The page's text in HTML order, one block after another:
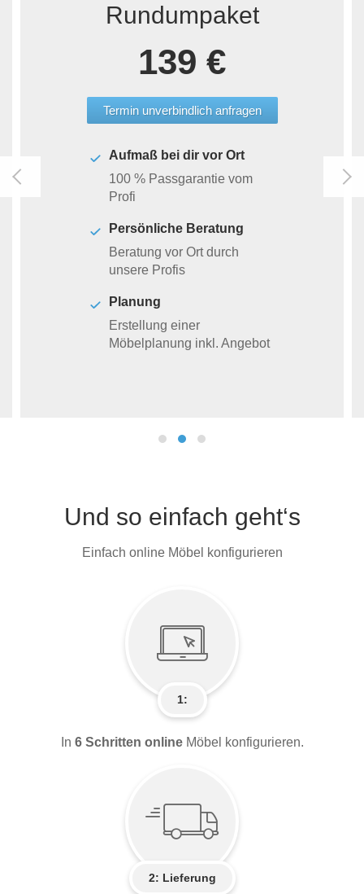
Rundumpaket
139 €
Termin unverbindlich anfragen
Aufmaß bei dir vor Ort
100 % Passgarantie vom
Profi
Persönliche Beratung
Beratung vor Ort durch
unsere Profis
Planung
Erstellung einer
Möbelplanung inkl. Angebot
Und so einfach geht‘s
Einfach online Möbel konfigurieren
1:
In 6 Schritten online Möbel konfigurieren.
2: Lieferung